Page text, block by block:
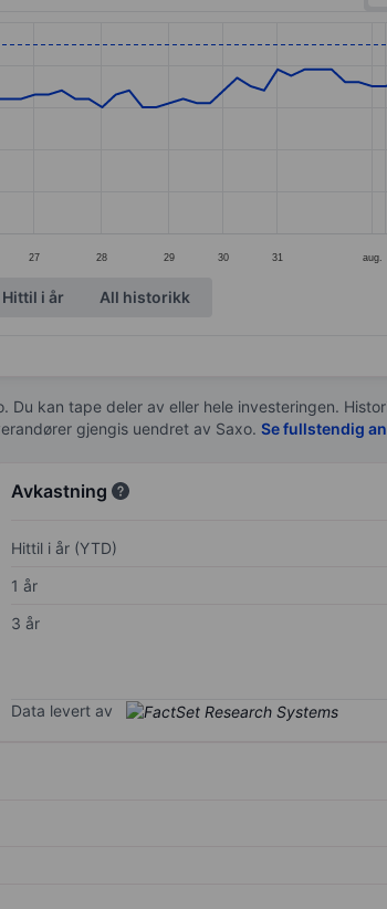
27 28 29 30 31 aug.
Hittil i år All historikk
kan tape deler av eller hele investeringen.
gjengis uendret av Saxo. Se fullstendig
Avkastning
Hittil i år (YTD)
1 år
3 år
Data levert av